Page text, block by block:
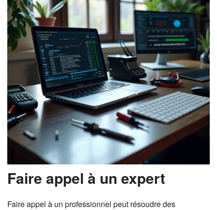
Faire appel à un expert
Faire appel à un professionnel peut résoudre des